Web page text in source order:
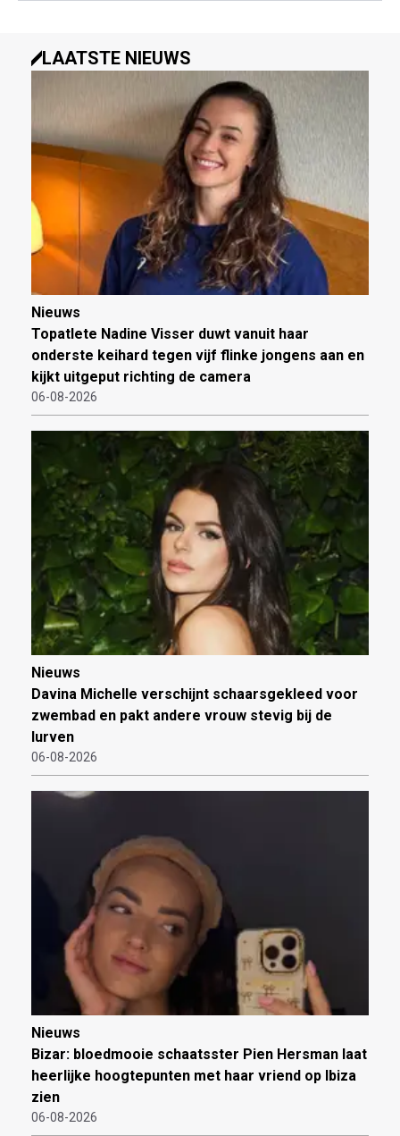
LAATSTE NIEUWS
Nieuws
Topatlete Nadine Visser duwt vanuit haar
onderste keihard tegen vijf flinke jongens aan en
kijkt uitgeput richting de camera
06-08-2026
Nieuws
Davina Michelle verschijnt schaarsgekleed voor
zwembad en pakt andere vrouw stevig bij de
lurven
06-08-2026
Nieuws
Bizar: bloedmooie schaatsster Pien Hersman laat
heerlijke hoogtepunten met haar vriend op Ibiza
zien
06-08-2026